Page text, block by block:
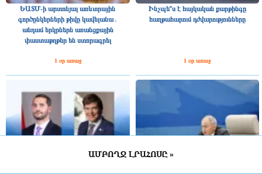
ԵԱՏՄ-ի արտոնյալ առևտրային
գործընկերների թիվը կավելանա․
անդամ երկրներն առանցքային
փաստաթղթեր են ստորագրել
1 օր առաջ
Ինչպե՞ս է հայկական քարթինգը
հաղթահարում դժվարությունները
1 օր առաջ
ԱՄԲՈՂՋ ԼՐԱՀՈՍԸ »